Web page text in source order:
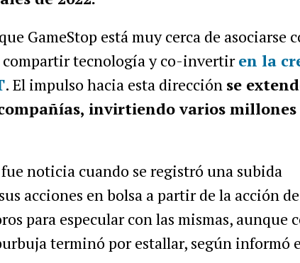
GameStop está muy cerca de asociarse
compartir tecnología y co-invertiren la
. El impulso hacia esta dirección se
invirtiendo varios millones
fue noticia cuando se registró una subida
acciones en bolsa a partir de la acción
para especular con las mismas, aunque
terminó por estallar, según informó